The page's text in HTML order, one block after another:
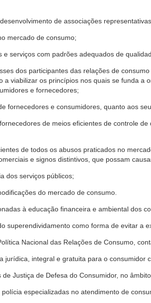
de associações
de consumo;
com padrões adequados de
dos participantes das relações de
a viabilizar os princípios nos quais se funda
e fornecedores;
fornecedores e consumidores, quanto aos
de meios eficientes de controle
de todos os abusos praticados no
e signos distintivos, que possam
dos serviços públicos;
do mercado de consumo.
à educação financeira e ambiental dos
superendividamento como forma de evitar
Nacional das Relações de Consumo,
jurídica, integral e gratuita para o consumidor
Justiça de Defesa do Consumidor, no
especializadas no atendimento de